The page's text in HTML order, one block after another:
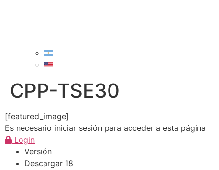
CPP-TSE30
[featured_image]
Es necesario iniciar sesión para acceder a esta página
Login
Versión
Descargar 18